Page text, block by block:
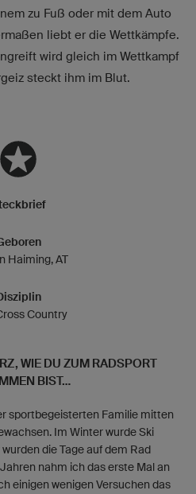
zu Fuß oder mit dem Auto
liebt er die Wettkämpfe.
wird gleich im Wettkampf
steckt ihm im Blut.
Haiming, AT
Country
WIE DU ZUM RADSPORT
BIST...
sportbegeisterten Familie mitten
Im Winter wurde Ski
die Tage auf dem Rad
nahm ich das erste Mal an
einigen wenigen Versuchen das